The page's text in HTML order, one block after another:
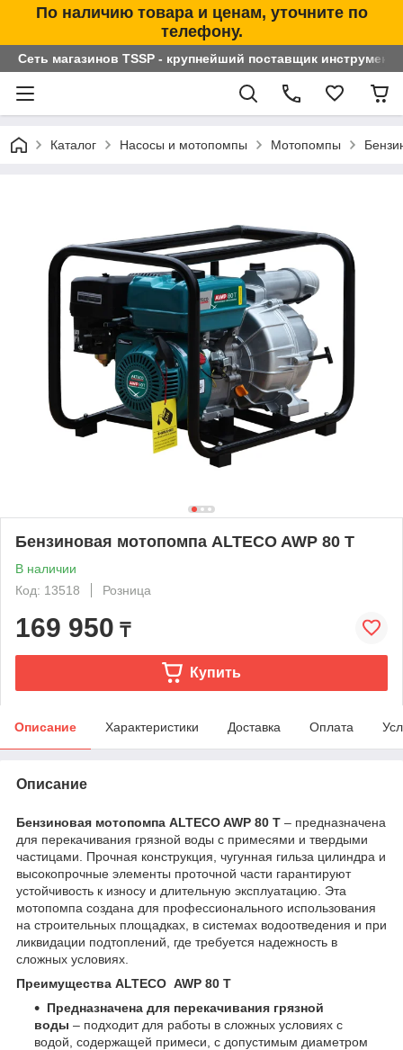
По наличию товара и ценам, уточните по
телефону.
Сеть магазинов TSSP - крупнейший поставщик
Каталог Насосы и мотопомпы Мотопомпы
Бензиновая мотопомпа ALTECO AWP 80 T
В наличии
Код: 13518
Розница
169 950 ₸
Купить
Описание Характеристики Доставка Оплата
Описание
Бензиновая мотопомпа ALTECO AWP 80 T – предназначена
для перекачивания грязной воды с примесями и твердыми
частицами. Прочная конструкция, чугунная гильза цилиндра и
высокопрочные элементы проточной части гарантируют
устойчивость к износу и длительную эксплуатацию. Эта
мотопомпа создана для профессионального использования
на строительных площадках, в системах водоотведения и при
ликвидации подтоплений, где требуется надежность в
сложных условиях.
Преимущества ALTECO AWP 80 T
Предназначена для перекачивания грязной
воды – подходит для работы в сложных условиях с
водой, содержащей примеси, с допустимым диаметром